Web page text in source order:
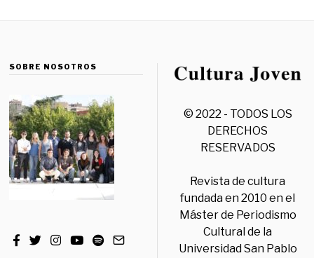
SOBRE NOSOTROS
© 2022 - TODOS LOS
DERECHOS
RESERVADOS
Revista de cultura
fundada en 2010 en el
Máster de Periodismo
Cultural de la
Universidad San Pablo